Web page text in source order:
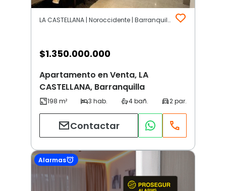
LA CASTELLANA | Noroccidente | Barranquilla
$1.350.000.000
Apartamento en Venta, LA
CASTELLANA, Barranquilla
Contactar
Alarmas